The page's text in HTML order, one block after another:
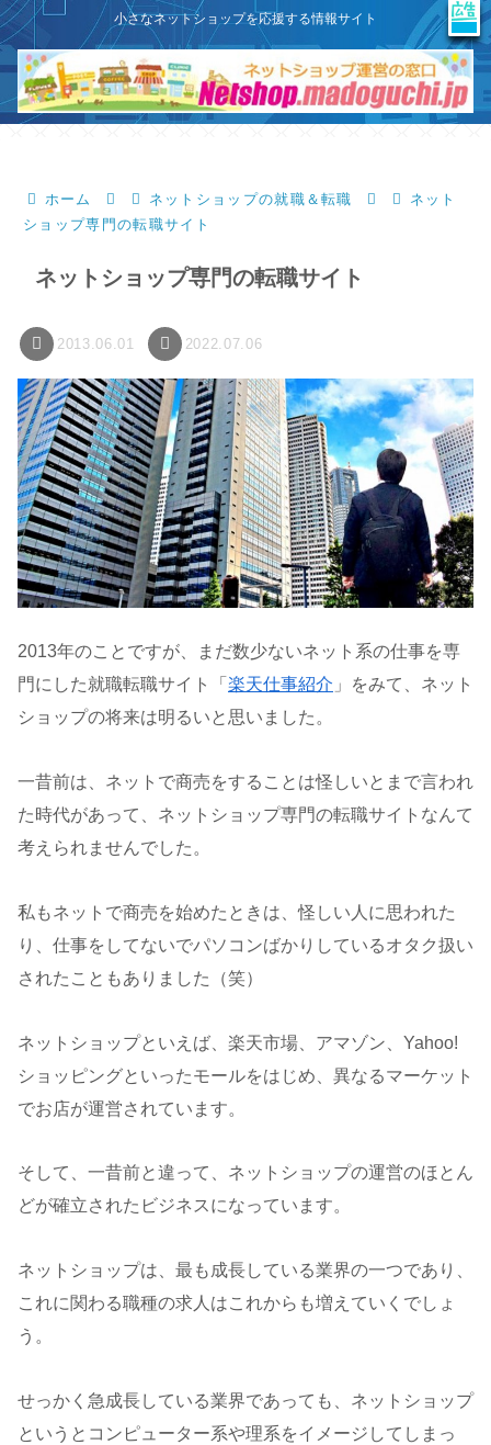
X
このサイトはプロモーションを含みます
小さなネットショップを応援する情報サイト
ホーム ネットショップの就職＆転職
ネット
ショップ専門の転職サイト
ネットショップ専門の転職サイト
2013.06.01 2022.07.06
2013年のことですが、まだ数少ないネット系の仕事を専
門にした就職転職サイト「 楽天仕事紹介 」をみて、ネット
ショップの将来は明るいと思いました。
一昔前は、ネットで商売をすることは怪しいとまで言われ
た時代があって、ネットショップ専門の転職サイトなんて
考えられませんでした。
私もネットで商売を始めたときは、怪しい人に思われた
り、仕事をしてないでパソコンばかりしているオタク扱い
されたこともありました（笑）
ネットショップといえば、楽天市場、アマゾン、Yahoo!
ショッピングといったモールをはじめ、異なるマーケット
でお店が運営されています。
そして、一昔前と違って、ネットショップの運営のほとん
どが確立されたビジネスになっています。
ネットショップは、最も成長している業界の一つであり、
これに関わる職種の求人はこれからも増えていくでしょ
う。
せっかく急成長している業界であっても、ネットショップ
というとコンピューター系や理系をイメージしてしまっ